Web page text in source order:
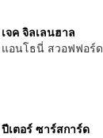
เจค จิลเลนฮาล
แอนโธนี่ สวอฟฟอร์ด
ปีเตอร์ ซาร์สการ์ด